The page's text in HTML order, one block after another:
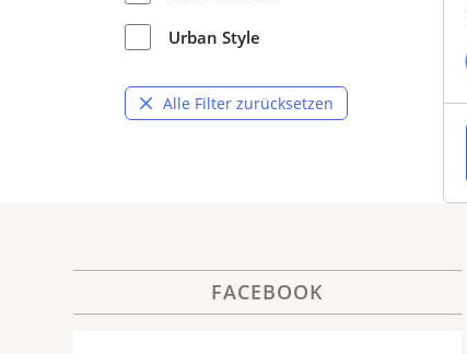
Urban Style
Alle Filter zurücksetzen
FACEBOOK